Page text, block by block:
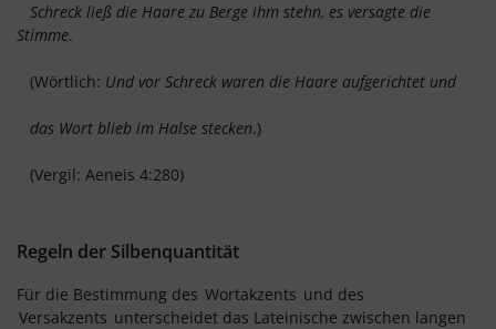
Schreck ließ die Haare zu Berge ihm stehn, es versagte die
Stimme.
(Wörtlich: Und vor Schreck waren die Haare aufgerichtet und
das Wort blieb im Halse stecken.)
(Vergil: Aeneis 4:280)
Regeln der Silbenquantität
Für die Bestimmung des Wortakzents und des
Versakzents unterscheidet das Lateinische zwischen langen